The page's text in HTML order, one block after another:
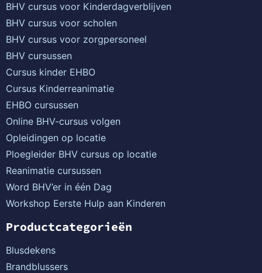
BHV cursus voor Kinderdagverblijven
BHV cursus voor scholen
BHV cursus voor zorgpersoneel
BHV cursussen
Cursus kinder EHBO
Cursus Kinderreanimatie
EHBO cursussen
Online BHV-cursus volgen
Opleidingen op locatie
Ploegleider BHV cursus op locatie
Reanimatie cursussen
Word BHV’er in één Dag
Workshop Eerste Hulp aan Kinderen
Productcategorieën
Blusdekens
Brandblussers